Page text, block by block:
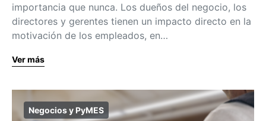
importancia que nunca. Los dueños del negocio, los
directores y gerentes tienen un impacto directo en la
motivación de los empleados, en…
Ver más
Negocios y PyMES